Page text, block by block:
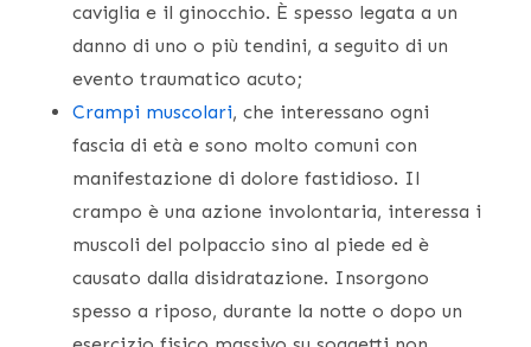
caviglia e il ginocchio. È spesso legata a un
danno di uno o più tendini, a seguito di un
evento traumatico acuto;
Crampi muscolari, che interessano ogni
fascia di età e sono molto comuni con
manifestazione di dolore fastidioso. Il
crampo è una azione involontaria, interessa i
muscoli del polpaccio sino al piede ed è
causato dalla disidratazione. Insorgono
spesso a riposo, durante la notte o dopo un